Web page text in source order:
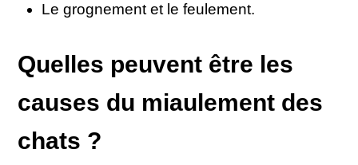
Le grognement et le feulement.
Quelles peuvent être les
causes du miaulement des
chats ?